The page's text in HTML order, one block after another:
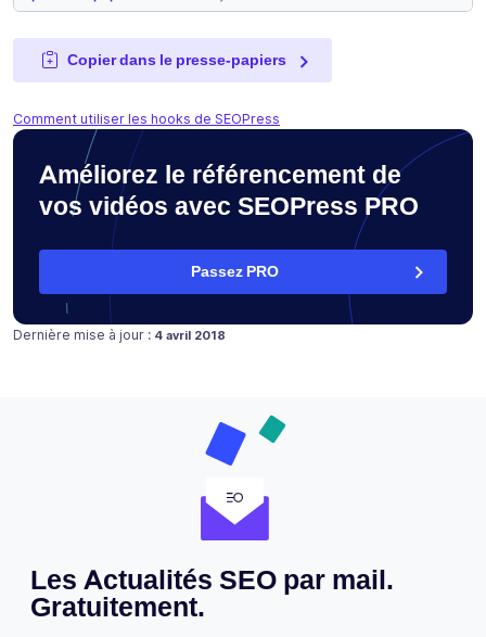
Copier dans le presse-papiers
Comment utiliser les hooks de SEOPress
Améliorez le référencement de
vos vidéos avec SEOPress PRO
Passez PRO
Dernière mise à jour : Publié le
4 avril 2018
Les Actualités SEO par mail.
Gratuitement.